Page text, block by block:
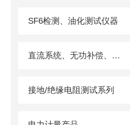
SF6检测、油化测试仪器
直流系统、无功补偿、电池电机检测仪器
接地/绝缘电阻测试系列